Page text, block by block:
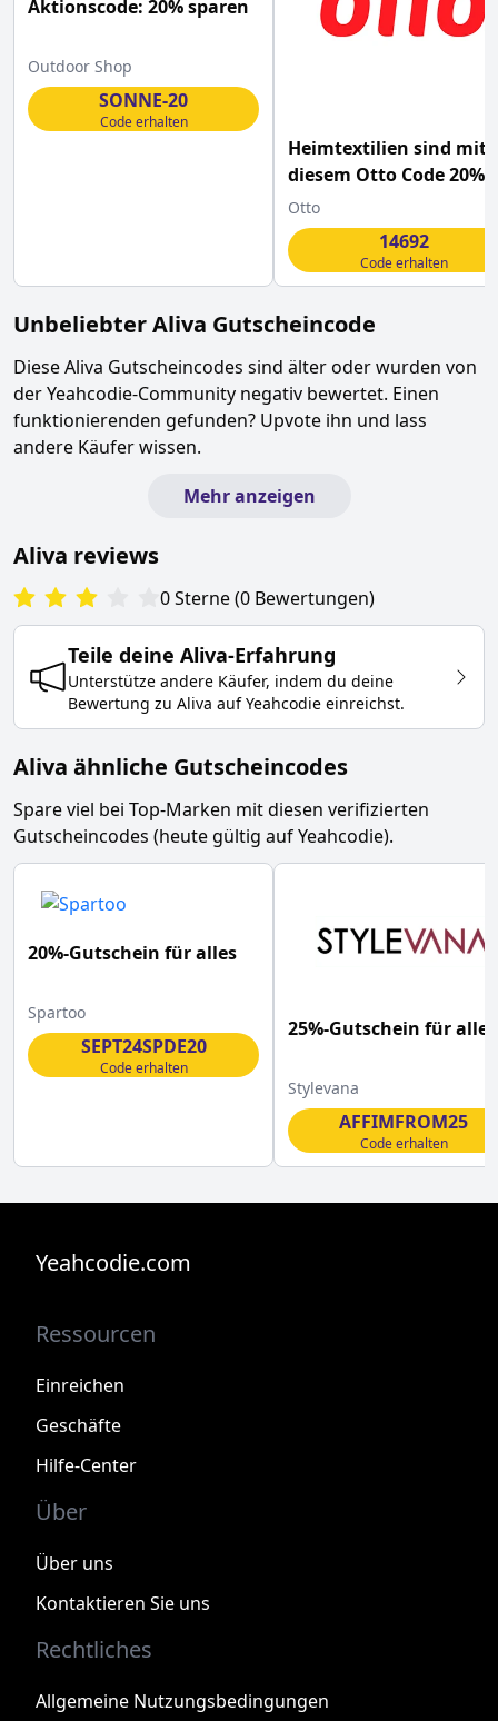
Aktionscode: 20% sparen
Outdoor Shop
SONNE-20
Code erhalten
Heimtextilien sind mit
diesem Otto Code 20%
günstiger
Otto
14692
Code erhalten
UnbeliebterAliva Gutscheincode
DieseAliva Gutscheincodes sind älter oder wurden von
der Yeahcodie-Community negativ bewertet. Einen
funktionierenden gefunden? Upvote ihn und lass
andere Käufer wissen.
Mehr anzeigen
Aliva reviews
0Sterne(0 Bewertungen)
Teile deine Aliva-Erfahrung
Unterstütze andere Käufer, indem du deine
Bewertung zu Aliva auf Yeahcodie einreichst.
Aliva ähnliche Gutscheincodes
Spare viel bei Top-Marken mit diesen verifizierten
Gutscheincodes (heute gültig auf Yeahcodie).
20%-Gutschein für alles
Spartoo
SEPT24SPDE20
Code erhalten
25%-Gutschein für alles
Stylevana
AFFIMFROM25
Code erhalten
Yeahcodie.com
Ressourcen
Einreichen
Geschäfte
Hilfe-Center
Über
Über uns
Kontaktieren Sie uns
Rechtliches
Allgemeine Nutzungsbedingungen